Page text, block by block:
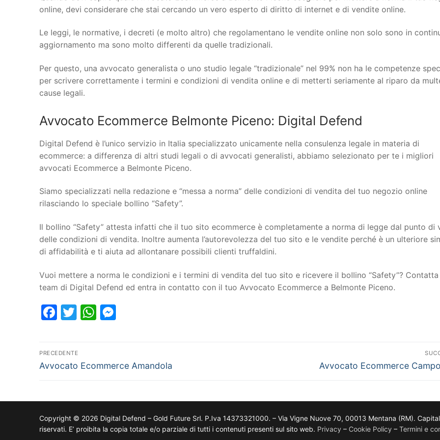
online, devi considerare che stai cercando un vero esperto di diritto di internet e di vendite online.
Le leggi, le normative, i decreti (e molto altro) che regolamentano le vendite online non solo sono in
aggiornamento ma sono molto differenti da quelle tradizionali.
Per questo, una avvocato generalista o uno studio legale “tradizionale” nel 99% non ha le competenze
per scrivere correttamente i termini e condizioni di vendita online e di metterti seriamente al riparo da
cause legali.
Avvocato Ecommerce Belmonte Piceno: Digital Defend
Digital Defend è l’unico servizio in Italia specializzato unicamente nella consulenza legale in materia di
ecommerce: a differenza di altri studi legali o di avvocati generalisti, abbiamo selezionato per te i migliori
avvocati Ecommerce a Belmonte Piceno.
Siamo specializzati nella redazione e “messa a norma” delle condizioni di vendita del tuo negozio online
rilasciando lo speciale bollino “Safety”.
Il bollino “Safety” attesta infatti che il tuo sito ecommerce è completamente a norma di legge dal punto di
delle condizioni di vendita. Inoltre aumenta l’autorevolezza del tuo sito e le vendite perché è un ulteriore
di affidabilità e ti aiuta ad allontanare possibili clienti truffaldini.
Vuoi mettere a norma le condizioni e i termini di vendita del tuo sito e ricevere il bollino “Safety”? Contatta
team di Digital Defend ed entra in contatto con il tuo Avvocato Ecommerce a Belmonte Piceno.
Facebook
TwitterWhatsApp
PRECEDENTE
Avvocato Ecommerce Amandola Avvocato Ecommerce
Copyright © 2026 Digital Defend – Gold Future Srl. P.Iva 14373321000. – Via Vigne Nuove 70, 00013 Mentana (RM).
riservati. E’ proibita la copia totale e/o parziale di tutti i contenuti presenti sul sito web. Privacy – Cookie Policy – Termini e